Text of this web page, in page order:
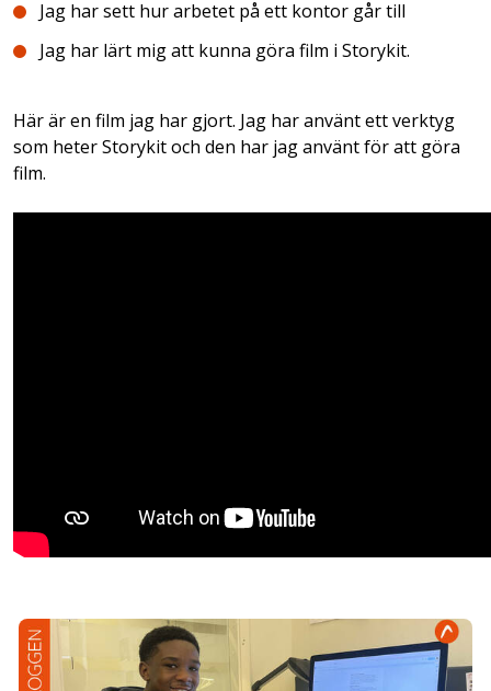
Jag har sett hur arbetet på ett kontor går till
Jag har lärt mig att kunna göra film i Storykit.
Här är en film jag har gjort. Jag har använt ett verktyg
som heter Storykit och den har jag använt för att göra
film.